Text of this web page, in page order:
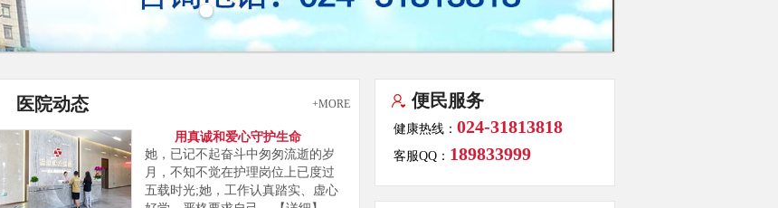
医院动态 +MORE
用真诚和爱心守护生命
她，已记不起奋斗中匆匆流逝的岁
月，不知不觉在护理岗位上已度过
五载时光;她，工作认真踏实、虚心
便民服务
健康热线： 024-31813818
客服QQ： 189833999